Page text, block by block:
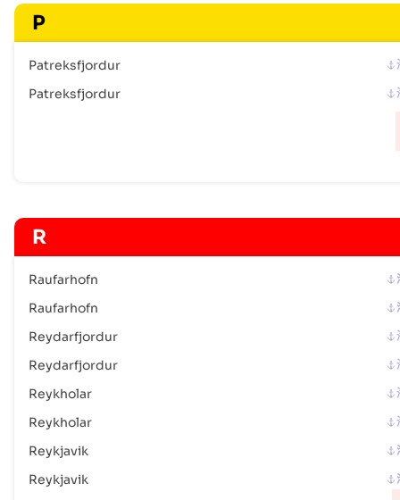
P
Patreksfjordur
Patreksfjordur
R
Raufarhofn
Raufarhofn
Reydarfjordur
Reydarfjordur
Reykholar
Reykholar
Reykjavik
Reykjavik